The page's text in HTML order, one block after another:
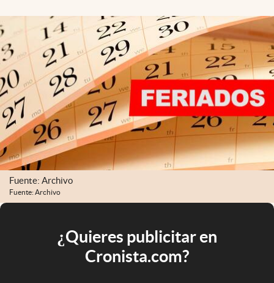
Fuente: Archivo
Fuente: Archivo
¿Quieres publicitar en
Cronista.com?